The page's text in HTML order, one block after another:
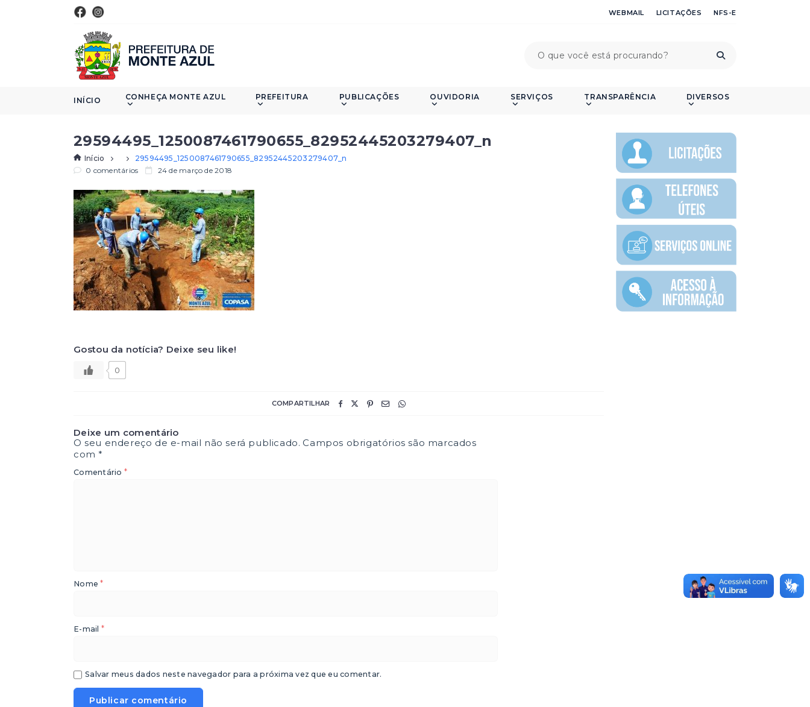
WEBMAIL LICITAÇÕES NFS-E
INÍCIO CONHEÇA MONTE AZUL PREFEITURA PUBLICAÇÕES OUVIDORIA SERVIÇOS TRANSPARÊNCIA DIVERSOS
29594495_1250087461790655_82952445203279407_n
Início
29594495_1250087461790655_82952445203279407_n
0 comentários
24 de março de 2018
Gostou da notícia? Deixe seu like!
0
COMPARTILHAR
Deixe um comentário
O seu endereço de e-mail não será publicado. Campos obrigatórios são marcados
com*
Comentário *
Nome*
E-mail *
Salvar meus dados neste navegador para a próxima vez que eu comentar.